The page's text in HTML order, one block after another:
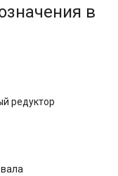
в
редуктор